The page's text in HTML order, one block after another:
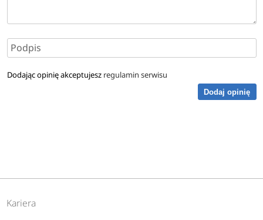
Dodając opinię akceptujesz regulamin serwisu
Dodaj opinię
Kariera